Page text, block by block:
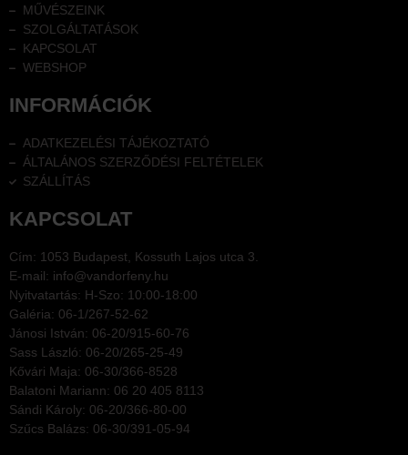
MŰVÉSZEINK
SZOLGÁLTATÁSOK
KAPCSOLAT
WEBSHOP
INFORMÁCIÓK
ADATKEZELÉSI TÁJÉKOZTATÓ
ÁLTALÁNOS SZERZŐDÉSI FELTÉTELEK
SZÁLLÍTÁS
KAPCSOLAT
Cím: 1053 Budapest, Kossuth Lajos utca 3.
E-mail: info@vandorfeny.hu
Nyitvatartás: H-Szo: 10:00-18:00
Galéria: 06-1/267-52-62
Jánosi István: 06-20/915-60-76
Sass László: 06-20/265-25-49
Kővári Maja: 06-30/366-8528
Balatoni Mariann: 06 20 405 8113
Sándi Károly: 06-20/366-80-00
Szűcs Balázs: 06-30/391-05-94